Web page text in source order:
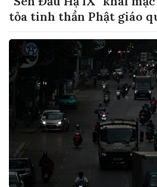
tỏa tinh thần Phật giáo